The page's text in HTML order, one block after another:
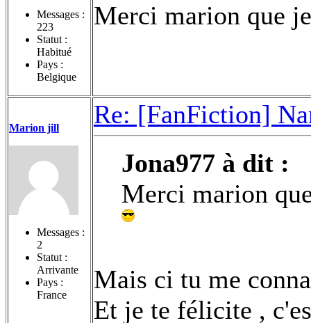
Messages :
223
Statut :
Habitué
Pays :
Belgique
Merci marion que
Marion jill
Messages :
2
Statut :
Arrivante
Pays :
France
Re: [FanFiction]
Jona977 à dit :
Merci marion
Mais ci tu me
Et je te félicite ,